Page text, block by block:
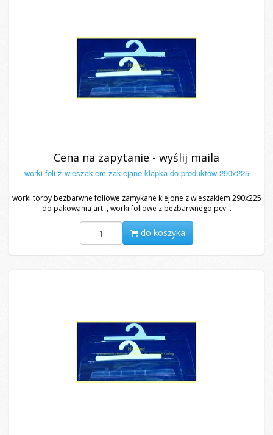
Cena na zapytanie - wyślij maila
worki foli z wieszakiem zaklejane klapka do produktow 290x225
worki torby bezbarwne foliowe zamykane klejone z wieszakiem 290x225
do pakowania art. , worki foliowe z bezbarwnego pcv...
do koszyka